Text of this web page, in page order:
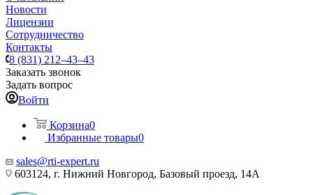
Новости
Лицензии
Сотрудничество
Контакты
8 (831) 212–43–43
Заказать звонок
Задать вопрос
Войти
Корзина0
Избранные товары0
sales@rti-expert.ru
603124, г. Нижний Новгород, Базовый проезд, 14А